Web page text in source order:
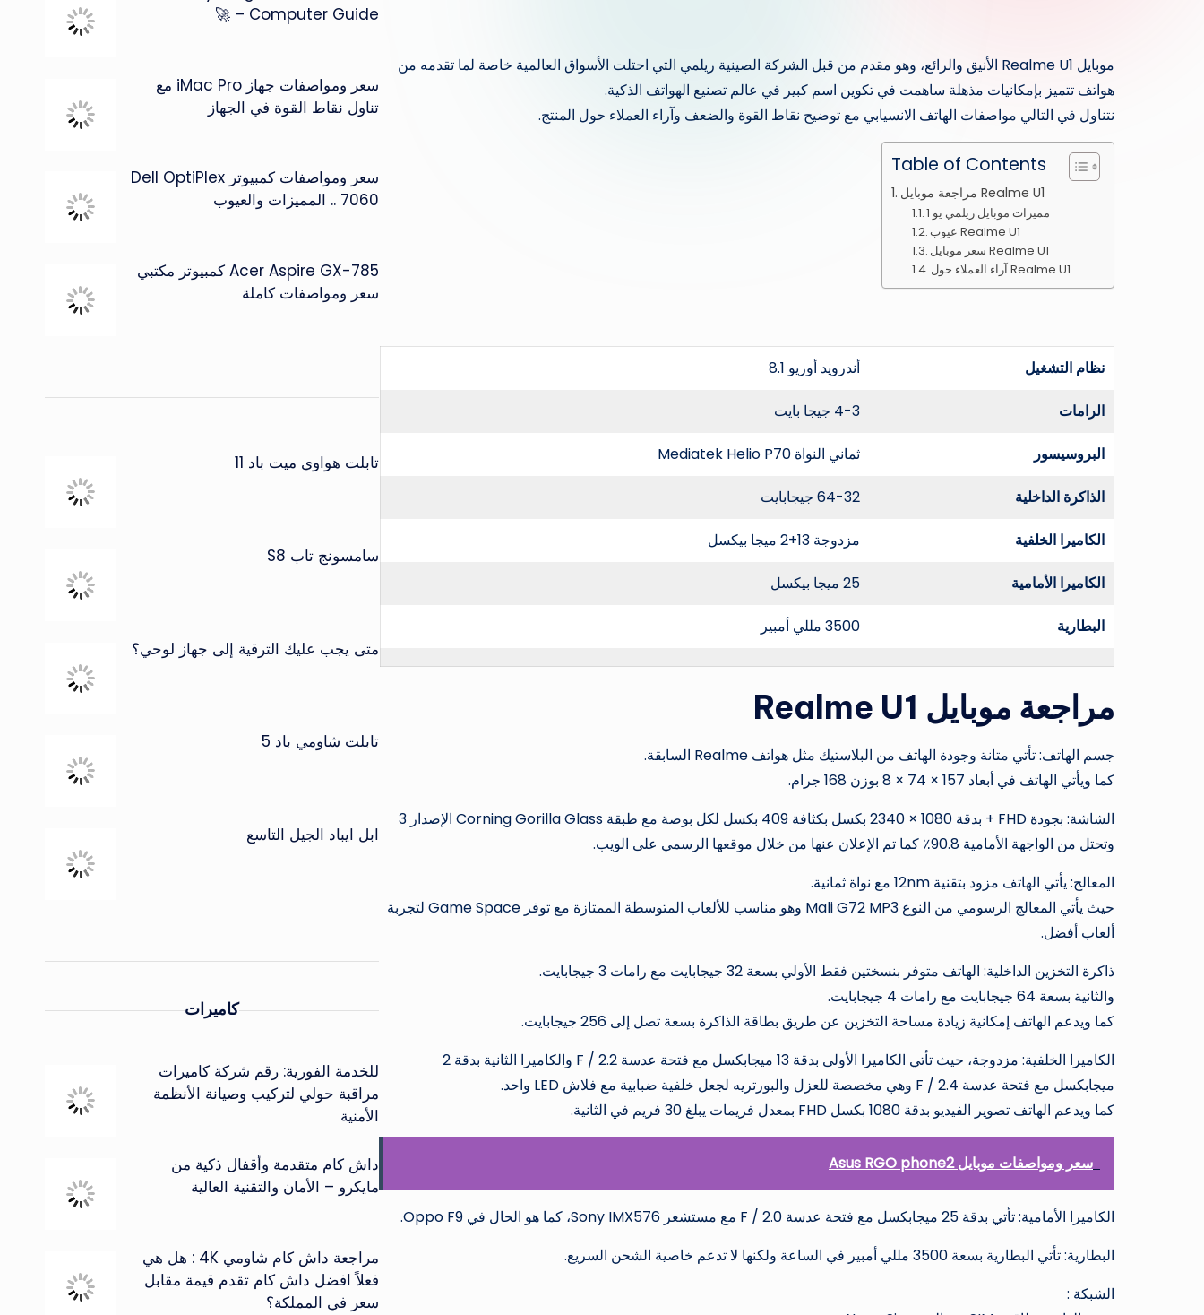
موبايل Realme U1 الأنيق والرائع، وهو مقدم من قبل الشركة الصينية ريلمي التي احتلت الأسواق العالمية خاصة لما تقدمه من
هواتف تتميز بإمكانيات مذهلة ساهمت في تكوين اسم كبير في عالم تصنيع الهواتف الذكية.
نتناول في التالي مواصفات الهاتف الانسيابي مع توضيح نقاط القوة والضعف وآراء العملاء حول المنتج.
Table of Contents
مراجعة موبايل Realme U1
مميزات موبايل ريلمي يو 1
عيوب Realme U1
سعر موبايل Realme U1
آراء العملاء حول Realme U1
نظام التشغيل أندرويد أوريو 8.1
الرامات 4-3 جيجا بايت
البروسيسور ثماني النواة Mediatek Helio P70
الذاكرة الداخلية 64-32 جيجابايت
الكاميرا الخلفية مزدوجة 13+2 ميجا بيكسل
الكاميرا الأمامية 25 ميجا بيكسل
البطارية 3500 مللي أمبير
مراجعة موبايل Realme U1
جسم الهاتف: تأتي متانة وجودة الهاتف من البلاستيك مثل هواتف Realme السابقة.
كما ويأتي الهاتف في أبعاد 157 × 74 × 8 بوزن 168 جرام.
الشاشة: بجودة FHD + بدقة 1080 × 2340 بكسل بكثافة 409 بكسل لكل بوصة مع طبقة Corning Gorilla Glass الإصدار 3
وتحتل من الواجهة الأمامية 90.8٪ كما تم الإعلان عنها من خلال موقعها الرسمي على الويب.
المعالج: يأتي الهاتف مزود بتقنية 12nm مع نواة ثمانية.
حيث يأتي المعالج الرسومي من النوع Mali G72 MP3 وهو مناسب للألعاب المتوسطة الممتازة مع توفر Game Space لتجربة
ألعاب أفضل.
ذاكرة التخزين الداخلية: الهاتف متوفر بنسختين فقط الأولي بسعة 32 جيجابايت مع رامات 3 جيجابايت.
والثانية بسعة 64 جيجابايت مع رامات 4 جيجابايت.
كما ويدعم الهاتف إمكانية زيادة مساحة التخزين عن طريق بطاقة الذاكرة بسعة تصل إلى 256 جيجابايت.
الكاميرا الخلفية: مزدوجة، حيث تأتي الكاميرا الأولى بدقة 13 ميجابكسل مع فتحة عدسة F / 2.2 والكاميرا الثانية بدقة 2
ميجابكسل مع فتحة عدسة F / 2.4 وهي مخصصة للعزل والبورتريه لجعل خلفية ضبابية مع فلاش LED واحد.
كما ويدعم الهاتف تصوير الفيديو بدقة 1080 بكسل FHD بمعدل فريمات يبلغ 30 فريم في الثانية.
سعر ومواصفات موبايل Asus RGO phone2
الكاميرا الأمامية: تأتي بدقة 25 ميجابكسل مع فتحة عدسة F / 2.0 مع مستشعر Sony IMX576، كما هو الحال في Oppo F9.
البطارية: تأتي البطارية بسعة 3500 مللي أمبير في الساعة ولكنها لا تدعم خاصية الشحن السريع.
الشبكة :
Computer Guide – 🚀
سعر ومواصفات جهاز iMac Pro مع
تناول نقاط القوة في الجهاز
سعر ومواصفات كمبيوتر Dell OptiPlex
7060 .. المميزات والعيوب
Acer Aspire GX-785 كمبيوتر مكتبي
سعر ومواصفات كاملة
تابلت هواوي ميت باد 11
سامسونج تاب S8
متى يجب عليك الترقية إلى جهاز لوحي؟
تابلت شاومي باد 5
ابل ايباد الجيل التاسع
كاميرات
للخدمة الفورية: رقم شركة كاميرات
مراقبة حولي لتركيب وصيانة الأنظمة
الأمنية
داش كام متقدمة وأقفال ذكية من
مايكرو – الأمان والتقنية العالية
مراجعة داش كام شاومي 4K : هل هي
فعلاً افضل داش كام تقدم قيمة مقابل
سعر في المملكة؟